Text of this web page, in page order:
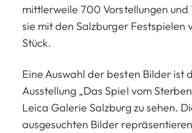
mittlerweile 700 Vorstellungen
sie mit den Salzburger Festspielen
Stück.
Eine Auswahl der besten Bilder ist
Ausstellung „Das Spiel vom
Leica Galerie Salzburg zu sehen.
ausgesuchten Bilder